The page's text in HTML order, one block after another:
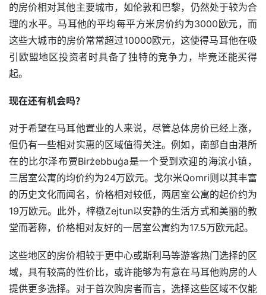
的房价相对其他主要城市，如伦敦和巴黎，仍然处于较为合
理的水平。马耳他的平均每平方米房价约为3000欧元，而
这些大城市的房价常常超过10000欧元，这使得马耳他在吸
引欧盟地区投资者时具备了独特的竞争力，毕竟还能买得
起。
现在还有机会吗？
对于希望在马耳他置业的人来说，尽管总体房价已经上涨，
但仍有一些相对实惠的区域值得关注。例如，南部自由港所
在的比尔泽布贾Birżebbuġa是一个受到欢迎的海滨小镇，
三居室公寓的均价约为24万欧元。戈尔米Qomri则以其丰富
的历史文化而闻名，价格相对较低，两居室公寓的起价约为
19万欧元。此外，榟橔Zejtun以安静的生活方式和美丽的教
堂而著称，价格相对友好的一居室公寓约为17.5万欧元起。
这些地区的房价相较于更中心或斯利马等游客热门选择的区
域，具有较高的性价比，或许能够为有意在马耳他购房的人
提供更多选择。对于首次购房者而言，选择这些区域不仅能